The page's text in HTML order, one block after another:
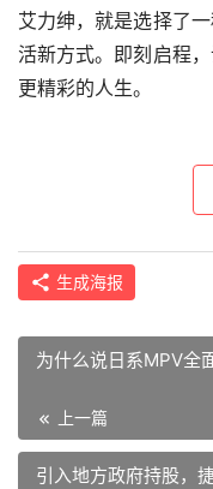
艾力绅，就是选择了
活新方式。即刻启程
更精彩的人生。
生成海报
为什么说日系MPV全
上一篇
引入地方政府持股，